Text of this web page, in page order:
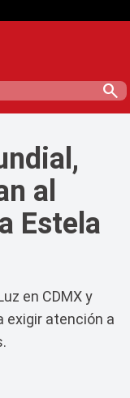
search
al
Estela
en CDMX y
exigir atención a